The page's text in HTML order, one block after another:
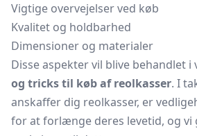
Vigtige overvejelser ved køb
Kvalitet og holdbarhed
Dimensioner og materialer
Disse aspekter vil blive behandlet i
og tricks til køb af reolkasser. I
anskaffer dig reolkasser, er
for at forlænge deres levetid, og vi